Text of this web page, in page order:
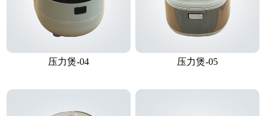
压力煲-04 压力煲-05